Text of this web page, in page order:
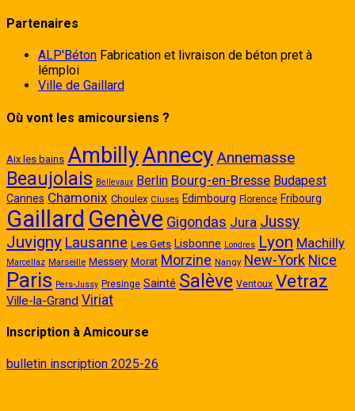
Partenaires
ALP'Béton Fabrication et livraison de béton pret à
lémploi
Ville de Gaillard
Où vont les amicoursiens ?
Aix les bains AmbillyAnnecy Annemasse
Beaujolais Bellevaux Berlin Bourg-en-Bresse Budapest
Cannes Chamonix Choulex Cluses Edimbourg Florence Fribourg
Gaillard Genève Gigondas Jura Jussy
Juvigny Lausanne Les Gets Lisbonne Londres Lyon Machilly
Marcellaz Marseille Messery Morat Morzine Nangy New-York Nice
Paris Pers-Jussy Presinge Sainté Salève Ventoux Vetraz
Ville-la-Grand Viriat
Inscription à Amicourse
bulletin inscription 2025-26